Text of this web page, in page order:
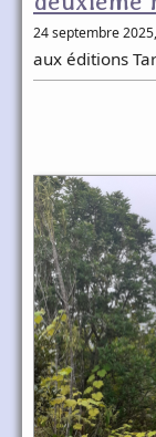
24 septembre 2025
aux éditions